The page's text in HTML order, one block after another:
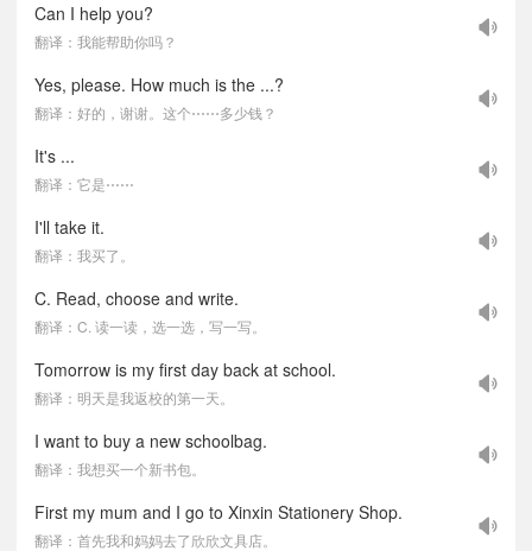
Can I help you?
翻译：我能帮助你吗？
Yes, please. How much is the ...?
翻译：好的，谢谢。这个⋯⋯多少钱？
It's ...
翻译：它是⋯⋯
I'll take it.
翻译：我买了。
C. Read, choose and write.
翻译：C. 读一读，选一选，写一写。
Tomorrow is my first day back at school.
翻译：明天是我返校的第一天。
I want to buy a new schoolbag.
翻译：我想买一个新书包。
First my mum and I go to Xinxin Stationery Shop.
翻译：首先我和妈妈去了欣欣文具店。